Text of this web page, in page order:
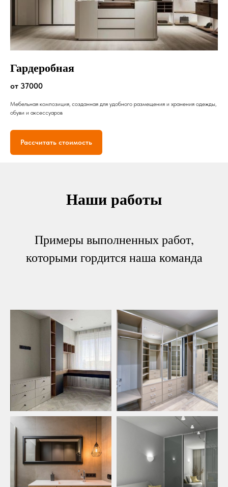
Гардеробная
от 37000
Мебельная композиция, созданная для удобного размещения и хранения одежды,
обуви и аксессуаров
Рассчитать стоимость
Наши работы
Примеры выполненных работ,
которыми гордится наша команда